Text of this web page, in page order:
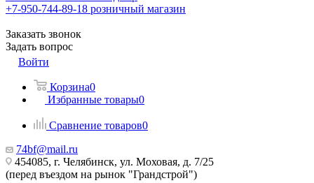
+7-950-744-89-18 розничный магазин
Заказать звонок
Задать вопрос
Войти
Корзина0
Избранные товары0
Сравнение товаров0
74bf@mail.ru
454085, г. Челябинск, ул. Моховая, д. 7/25
(перед въездом на рынок "Грандстрой")